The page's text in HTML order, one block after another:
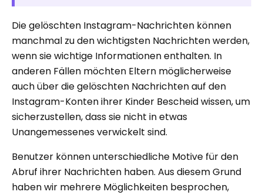
Die gelöschten Instagram-Nachrichten können
manchmal zu den wichtigsten Nachrichten werden,
wenn sie wichtige Informationen enthalten. In
anderen Fällen möchten Eltern möglicherweise
auch über die gelöschten Nachrichten auf den
Instagram-Konten ihrer Kinder Bescheid wissen, um
sicherzustellen, dass sie nicht in etwas
Unangemessenes verwickelt sind.
Benutzer können unterschiedliche Motive für den
Abruf ihrer Nachrichten haben. Aus diesem Grund
haben wir mehrere Möglichkeiten besprochen,